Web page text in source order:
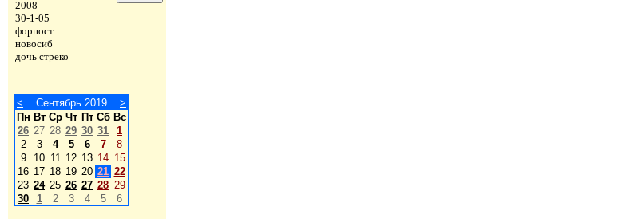
2008
30-1-05
форпост
новосиб
дочь стреко
< Сентябрь 2019
>
Пн Вт Ср Чт Пт Сб Вс
26 27 28 29 30 31
1
2
3 4 5 6 7
8
9
10 11 12 13 14 15
16 17 18 19 20 21 22
23 24 25 26 27 28 29
30
1 2 3 4 5 6